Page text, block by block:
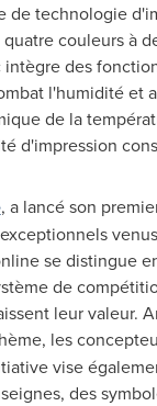
technologie
couleurs à
des
l'humidité et
de la
d'impression
, a lancé son
se distingue
de
leur valeur.
les
vise
des